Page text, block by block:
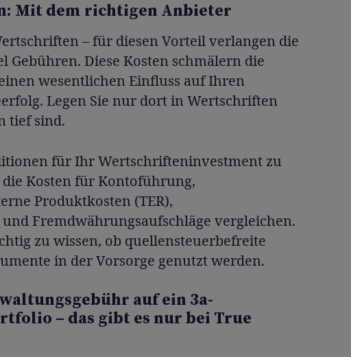
Mit dem richtigen Anbieter
– für diesen Vorteil verlangen die
Gebühren. Diese Kosten schmälern die
wesentlichen Einfluss auf Ihren
Legen Sie nur dort in Wertschriften
tief sind.
für Ihr Wertschrifteninvestment zu
Kosten für Kontoführung,
Produktkosten (TER),
Fremdwährungsaufschläge vergleichen.
zu wissen, ob quellensteuerbefreite
in der Vorsorge genutzt werden.
auf ein 3a-
– das gibt es nur bei True